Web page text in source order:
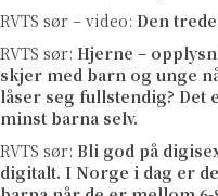
RVTS sør – video: Den
RVTS sør: Hjerne –
skjer med barn og unge
låser seg fullstendig? Det
minst barna selv.
RVTS sør: Bli god på
digitalt. I Norge i dag er